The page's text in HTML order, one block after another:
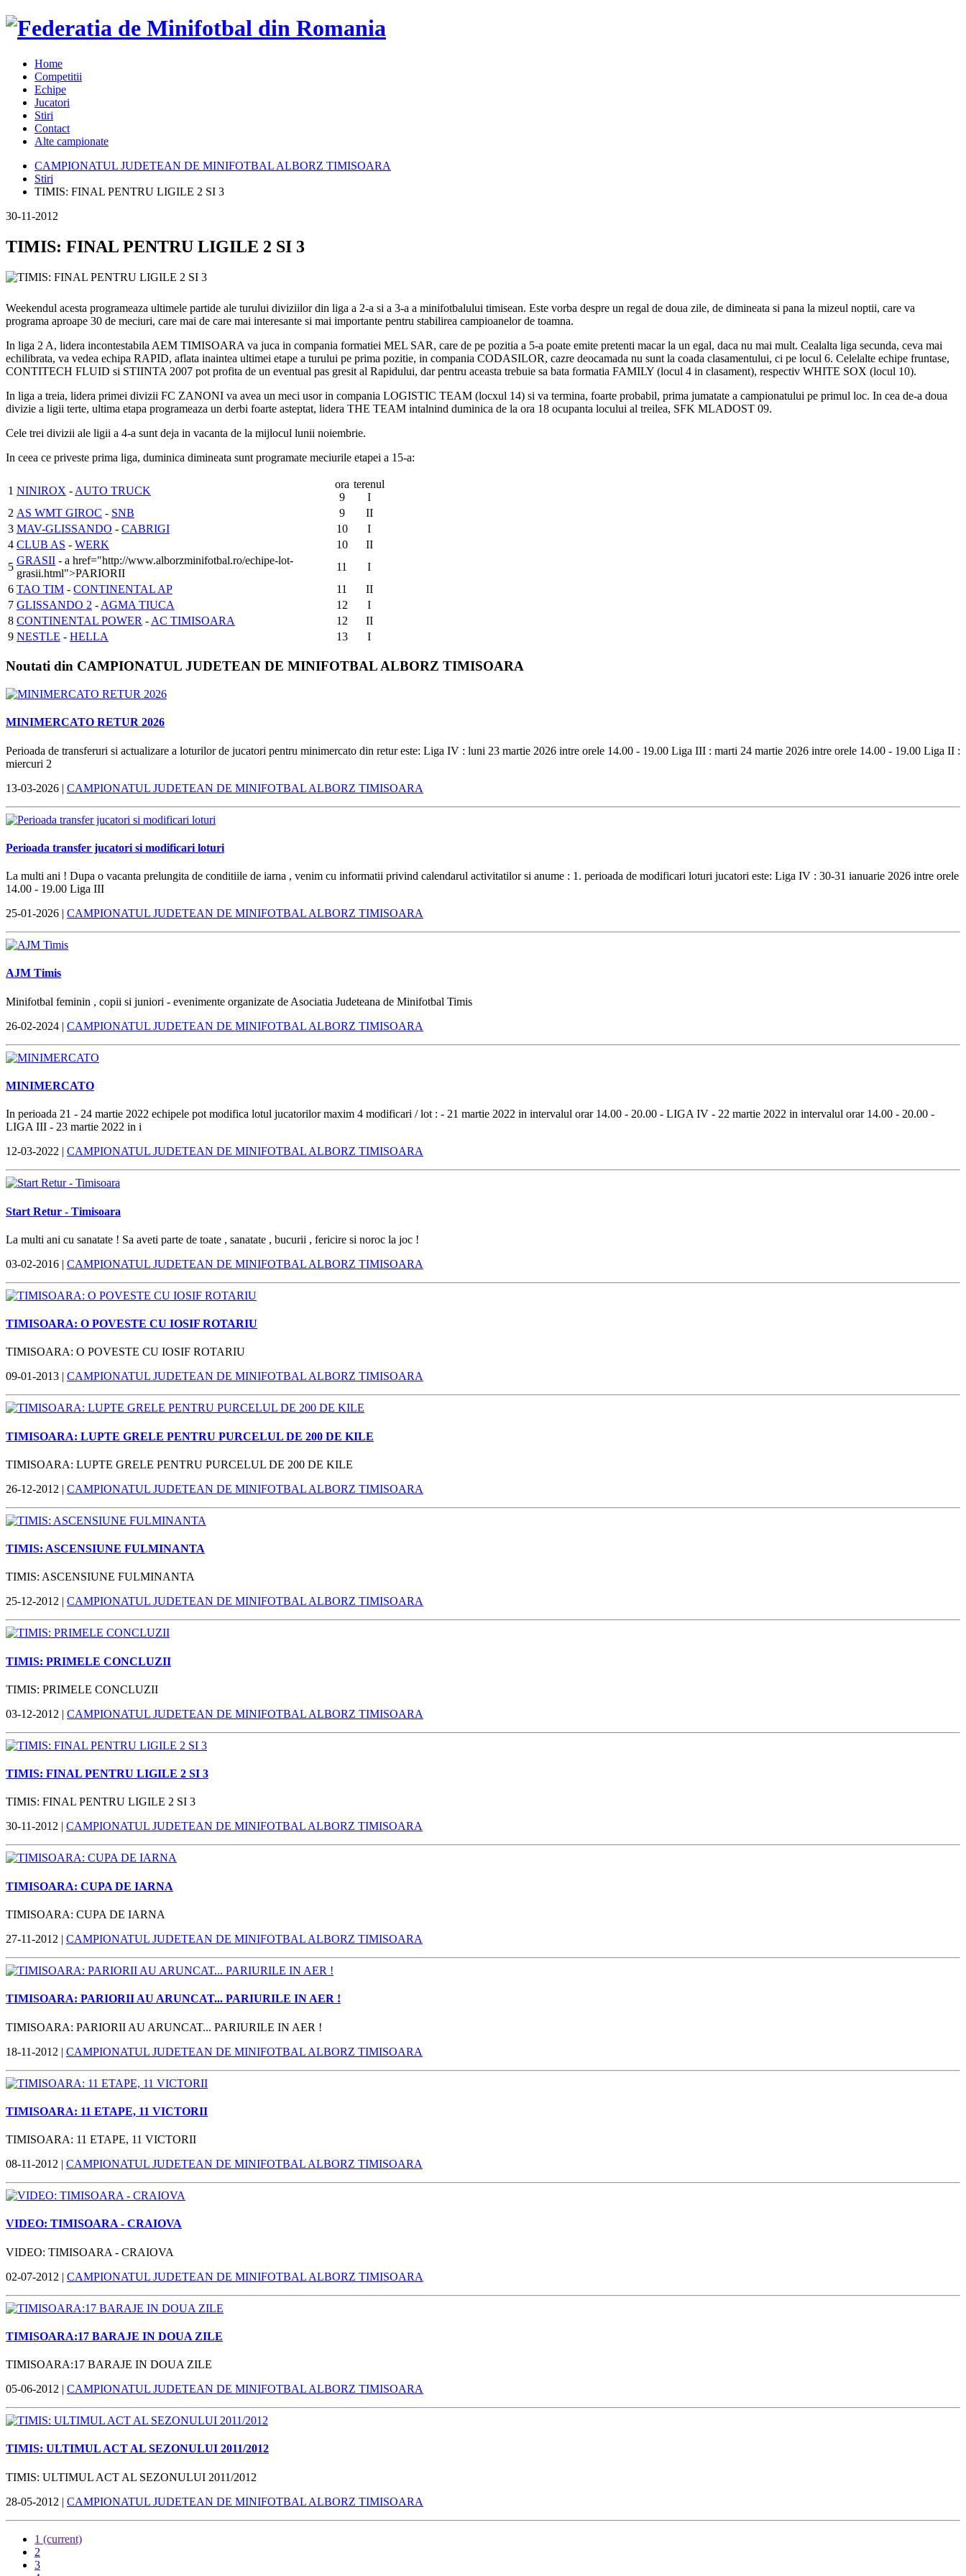
Home
Competitii
Echipe
Jucatori
Stiri
Contact
Alte campionate
CAMPIONATUL JUDETEAN DE MINIFOTBAL ALBORZ TIMISOARA
Stiri
TIMIS: FINAL PENTRU LIGILE 2 SI 3
30-11-2012
TIMIS: FINAL PENTRU LIGILE 2 SI 3
Weekendul acesta programeaza ultimele partide ale turului diviziilor din liga a 2-a si a 3-a a minifotbalului timisean. Este vorba despre un regal de doua zile, de dimineata si pana la mizeul noptii, care va
programa aproape 30 de meciuri, care mai de care mai interesante si mai importante pentru stabilirea campioanelor de toamna.
In liga 2 A, lidera incontestabila AEM TIMISOARA va juca in compania formatiei MEL SAR, care de pe pozitia a 5-a poate emite pretenti macar la un egal, daca nu mai mult. Cealalta liga secunda, ceva mai
echilibrata, va vedea echipa RAPID, aflata inaintea ultimei etape a turului pe prima pozitie, in compania CODASILOR, cazre deocamada nu sunt la coada clasamentului, ci pe locul 6. Celelalte echipe fruntase,
CONTITECH FLUID si STIINTA 2007 pot profita de un eventual pas gresit al Rapidului, dar pentru aceasta trebuie sa bata formatia FAMILY (locul 4 in clasament), respectiv WHITE SOX (locul 10).
In liga a treia, lidera primei divizii FC ZANONI va avea un meci usor in compania LOGISTIC TEAM (locxul 14) si va termina, foarte probabil, prima jumatate a campionatului pe primul loc. In cea de-a doua
divizie a ligii terte, ultima etapa programeaza un derbi foarte asteptat, lidera THE TEAM intalnind duminica de la ora 18 ocupanta locului al treilea, SFK MLADOST 09.
Cele trei divizii ale ligii a 4-a sunt deja in vacanta de la mijlocul lunii noiembrie.
In ceea ce priveste prima liga, duminica dimineata sunt programate meciurile etapei a 15-a:
1 NINIROX - AUTO TRUCK
ora
9
terenul
I
2 AS WMT GIROC - SNB 9
II
3 MAV-GLISSANDO - CABRIGI 10
I
4 CLUB AS - WERK 10
II
5
GRASII - a href="http://www.alborzminifotbal.ro/echipe-lot-
grasii.html">PARIORII
11
I
6 TAO TIM - CONTINENTAL AP 11
II
7 GLISSANDO 2 - AGMA TIUCA 12
I
8 CONTINENTAL POWER - AC TIMISOARA 12
II
9 NESTLE - HELLA 13 I
Noutati din CAMPIONATUL JUDETEAN DE MINIFOTBAL ALBORZ TIMISOARA
MINIMERCATO RETUR 2026
Perioada de transferuri si actualizare a loturilor de jucatori pentru minimercato din retur este: Liga IV : luni 23 martie 2026 intre orele 14.00 - 19.00 Liga III : marti 24 martie 2026 intre orele 14.00 - 19.00 Liga II :
miercuri 2
13-03-2026 | CAMPIONATUL JUDETEAN DE MINIFOTBAL ALBORZ TIMISOARA
Perioada transfer jucatori si modificari loturi
La multi ani ! Dupa o vacanta prelungita de conditiile de iarna , venim cu informatii privind calendarul activitatilor si anume : 1. perioada de modificari loturi jucatori este: Liga IV : 30-31 ianuarie 2026 intre orele
14.00 - 19.00 Liga III
25-01-2026 | CAMPIONATUL JUDETEAN DE MINIFOTBAL ALBORZ TIMISOARA
AJM Timis
Minifotbal feminin , copii si juniori - evenimente organizate de Asociatia Judeteana de Minifotbal Timis
26-02-2024 | CAMPIONATUL JUDETEAN DE MINIFOTBAL ALBORZ TIMISOARA
MINIMERCATO
In perioada 21 - 24 martie 2022 echipele pot modifica lotul jucatorilor maxim 4 modificari / lot : - 21 martie 2022 in intervalul orar 14.00 - 20.00 - LIGA IV - 22 martie 2022 in intervalul orar 14.00 - 20.00 -
LIGA III - 23 martie 2022 in i
12-03-2022 | CAMPIONATUL JUDETEAN DE MINIFOTBAL ALBORZ TIMISOARA
Start Retur - Timisoara
La multi ani cu sanatate ! Sa aveti parte de toate , sanatate , bucurii , fericire si noroc la joc !
03-02-2016 | CAMPIONATUL JUDETEAN DE MINIFOTBAL ALBORZ TIMISOARA
TIMISOARA: O POVESTE CU IOSIF ROTARIU
TIMISOARA: O POVESTE CU IOSIF ROTARIU
09-01-2013 | CAMPIONATUL JUDETEAN DE MINIFOTBAL ALBORZ TIMISOARA
TIMISOARA: LUPTE GRELE PENTRU PURCELUL DE 200 DE KILE
TIMISOARA: LUPTE GRELE PENTRU PURCELUL DE 200 DE KILE
26-12-2012 | CAMPIONATUL JUDETEAN DE MINIFOTBAL ALBORZ TIMISOARA
TIMIS: ASCENSIUNE FULMINANTA
TIMIS: ASCENSIUNE FULMINANTA
25-12-2012 | CAMPIONATUL JUDETEAN DE MINIFOTBAL ALBORZ TIMISOARA
TIMIS: PRIMELE CONCLUZII
TIMIS: PRIMELE CONCLUZII
03-12-2012 | CAMPIONATUL JUDETEAN DE MINIFOTBAL ALBORZ TIMISOARA
TIMIS: FINAL PENTRU LIGILE 2 SI 3
TIMIS: FINAL PENTRU LIGILE 2 SI 3
30-11-2012 | CAMPIONATUL JUDETEAN DE MINIFOTBAL ALBORZ TIMISOARA
TIMISOARA: CUPA DE IARNA
TIMISOARA: CUPA DE IARNA
27-11-2012 | CAMPIONATUL JUDETEAN DE MINIFOTBAL ALBORZ TIMISOARA
TIMISOARA: PARIORII AU ARUNCAT... PARIURILE IN AER !
TIMISOARA: PARIORII AU ARUNCAT... PARIURILE IN AER !
18-11-2012 | CAMPIONATUL JUDETEAN DE MINIFOTBAL ALBORZ TIMISOARA
TIMISOARA: 11 ETAPE, 11 VICTORII
TIMISOARA: 11 ETAPE, 11 VICTORII
08-11-2012 | CAMPIONATUL JUDETEAN DE MINIFOTBAL ALBORZ TIMISOARA
VIDEO: TIMISOARA - CRAIOVA
VIDEO: TIMISOARA - CRAIOVA
02-07-2012 | CAMPIONATUL JUDETEAN DE MINIFOTBAL ALBORZ TIMISOARA
TIMISOARA:17 BARAJE IN DOUA ZILE
TIMISOARA:17 BARAJE IN DOUA ZILE
05-06-2012 | CAMPIONATUL JUDETEAN DE MINIFOTBAL ALBORZ TIMISOARA
TIMIS: ULTIMUL ACT AL SEZONULUI 2011/2012
TIMIS: ULTIMUL ACT AL SEZONULUI 2011/2012
28-05-2012 | CAMPIONATUL JUDETEAN DE MINIFOTBAL ALBORZ TIMISOARA
1 (current)
2
3